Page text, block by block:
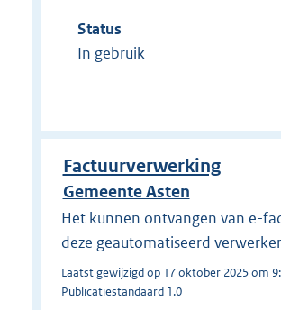
Status
In gebruik
Factuurverwerking
Gemeente Asten
Het kunnen ontvangen van e-
deze geautomatiseerd
Laatst gewijzigd op 17 oktober 2025 om
Publicatiestandaard 1.0